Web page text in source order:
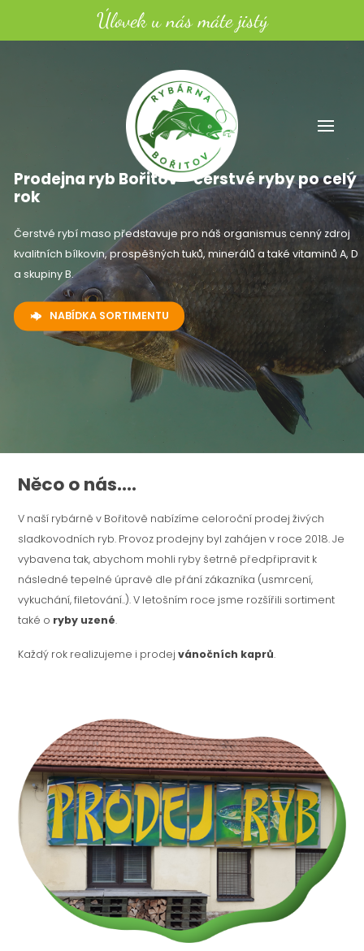
Úlovek u nás máte jistý
Prodejna ryb Bořitov - čerstvé ryby po celý
rok
Čerstvé rybí maso představuje pro náš organismus cenný zdroj
kvalitních bílkovin, prospěšných tuků, minerálů a také vitaminů A, D
a skupiny B.
NABÍDKA SORTIMENTU
Něco o nás....
V naší rybárně v Bořitově nabízíme celoroční prodej živých
sladkovodních ryb. Provoz prodejny byl zahájen v roce 2018. Je
vybavena tak, abychom mohli ryby šetrně předpřipravit k
následné tepelné úpravě dle přání zákazníka (usmrcení,
vykuchání, filetování..). V letošním roce jsme rozšířili sortiment
také o ryby uzené.
Každý rok realizujeme i prodejvánočních kaprů.